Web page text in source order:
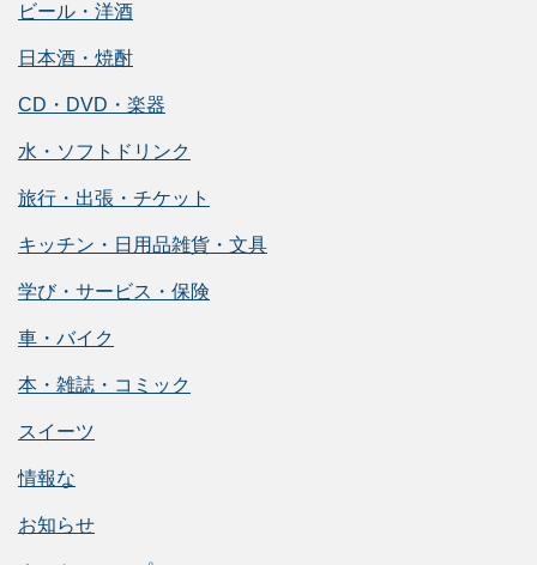
ビール・洋酒
日本酒・焼酎
CD・DVD・楽器
水・ソフトドリンク
旅行・出張・チケット
キッチン・日用品雑貨・文具
学び・サービス・保険
車・バイク
本・雑誌・コミック
スイーツ
情報な
お知らせ